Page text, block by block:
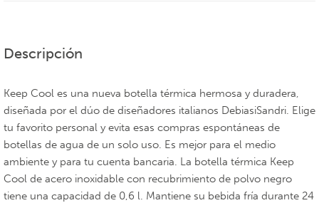
Descripción
Keep Cool es una nueva botella térmica hermosa y duradera,
diseñada por el dúo de diseñadores italianos DebiasiSandri. Elige
tu favorito personal y evita esas compras espontáneas de
botellas de agua de un solo uso. Es mejor para el medio
ambiente y para tu cuenta bancaria. La botella térmica Keep
Cool de acero inoxidable con recubrimiento de polvo negro
tiene una capacidad de 0,6 l. Mantiene su bebida fría durante 24